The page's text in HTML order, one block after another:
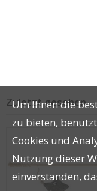
Zuletzt gesehen
Um Ihnen die
zu bieten,
Cookies und
Nutzung dieser
einverstanden,